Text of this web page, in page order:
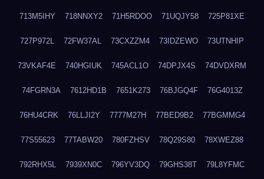
713M5IHY 718NNXY2 71H5RDOO 71UQJY58 725P81XE
727P972L 72FW37AL 73CXZZM4 73IDZEWO 73UTNHIP
73VKAF4E 740HGIUK 745ACL1O 74DPJX4S 74DVDXRM
74FGRN3A 7612HD1B 7651K273 76BJGQ4F 76G4013Z
76HU4CRK 76LLJI2Y 7777M27H 77BED9B2 77BGMMG4
77S55623 77TABW20 780FZHSV 78Q29S80 78XWEZ88
792RHX5L 7939XN0C 796YV3DQ 79GHS38T 79L8YFMC